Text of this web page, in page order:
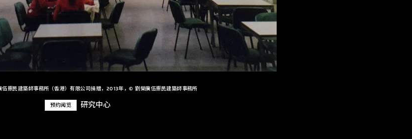
伍振民建築師事務所（香港）有限公司捐贈，2013年，© 劉榮廣伍振民建築師事務所
预约阅览 研究中心